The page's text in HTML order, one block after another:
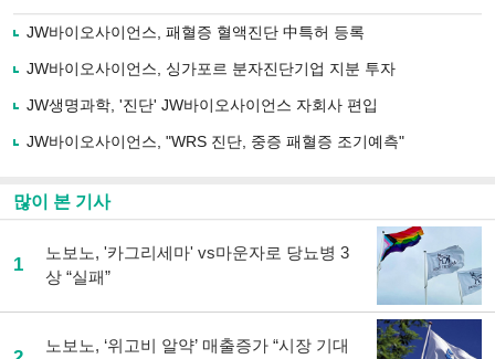
로
기
사
유
기
JW바이오사이언스, 패혈증 혈액진단 中특허 등록
JW바이오사이언스, 싱가포르 분자진단기업 지분 투자
JW생명과학, '진단' JW바이오사이언스 자회사 편입
JW바이오사이언스, "WRS 진단, 중증 패혈증 조기예측"
많이 본 기사
1
노보노, '카그리세마' vs마운자로 당뇨병 3
상 “실패”
노보노, ‘위고비 알약’ 매출증가 “시장 기대